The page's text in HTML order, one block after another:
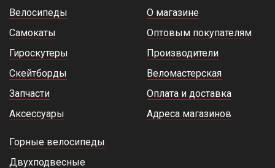
Велосипеды
Самокаты
Гироскутеры
Скейтборды
Запчасти
Аксессуары
О магазине
Оптовым покупателям
Производители
Веломастерская
Оплата и доставка
Адреса магазинов
Горные велосипеды
Двухподвесные